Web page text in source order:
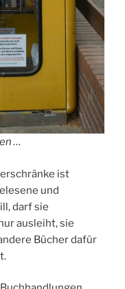
…
ist
und
darf sie
ausleiht, sie
Bücher dafür